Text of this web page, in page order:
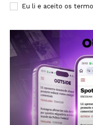
A Empresa
Eu li e aceito os